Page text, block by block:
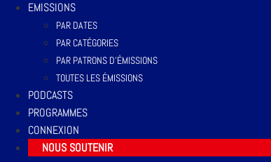
EMISSIONS
PAR DATES
PAR CATÉGORIES
PAR PATRONS D’ÉMISSIONS
TOUTES LES ÉMISSIONS
PODCASTS
PROGRAMMES
CONNEXION
NOUS SOUTENIR